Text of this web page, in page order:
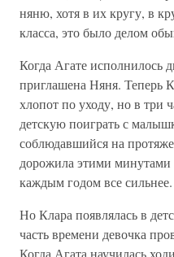
няню, хотя в их кругу, в
класса, это было делом
Когда Агате исполнилось
приглашена Няня. Теперь
хлопот по уходу, но в три
детскую поиграть с
соблюдавшийся на
дорожила этими
каждым годом все сильнее.
Но Клара появлялась в
часть времени девочка
Когда Агата научилась